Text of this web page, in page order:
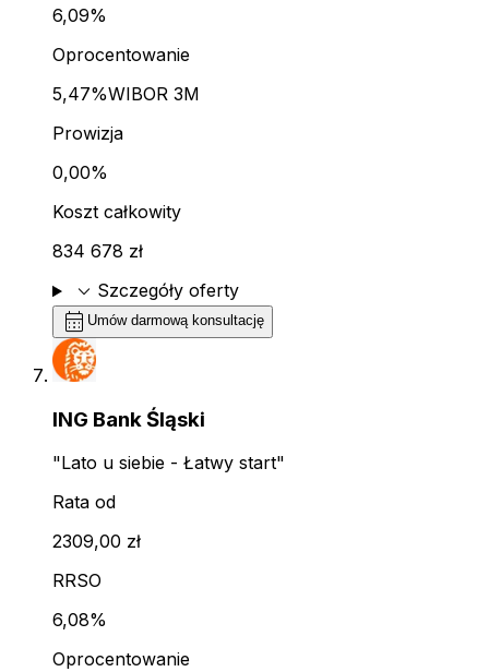
6,09%
Oprocentowanie
5,47%WIBOR 3M
Prowizja
0,00%
Koszt całkowity
834 678 zł
expand_more Szczegóły oferty
calendar_month Umów darmową konsultację
ING Bank Śląski
"Lato u siebie - Łatwy start"
Rata od
2309,00 zł
RRSO
6,08%
Oprocentowanie